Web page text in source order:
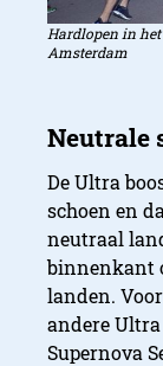
Hardlopen in
Amsterdam
De Ultra
schoen en
neutraal
binnenkant
landen.
andere
Supernova